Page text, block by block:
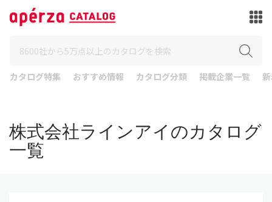
カタログ特集 おすすめ情報 カタログ分類 掲載企業一覧
株式会社ラインアイのカタログ
一覧